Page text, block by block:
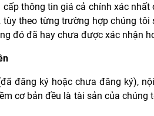
cấp thông tin giá cả chính xác
tùy theo từng trường hợp chúng
đó đã hay chưa được xác nhận
đăng ký hoặc chưa đăng ký),
cơ bản đều là tài sản của